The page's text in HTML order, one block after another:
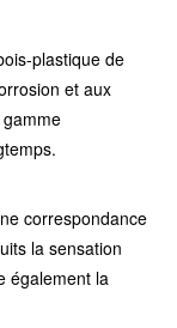
plastique de
et aux
correspondance
la sensation
également la